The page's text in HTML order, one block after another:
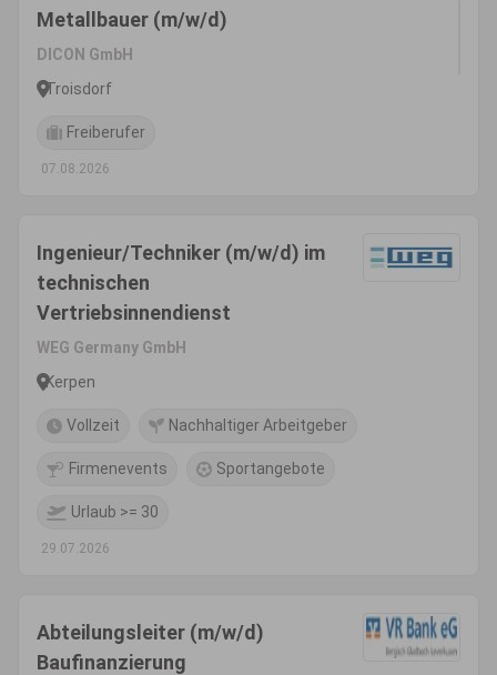
Metallbauer (m/w/d)
DICON GmbH
Troisdorf
Freiberufer
07.08.2026
Ingenieur/Techniker (m/w/d) im
technischen
Vertriebsinnendienst
WEG Germany GmbH
Kerpen
Vollzeit Nachhaltiger Arbeitgeber
Firmenevents Sportangebote
Urlaub >= 30
29.07.2026
Abteilungsleiter (m/w/d)
Baufinanzierung